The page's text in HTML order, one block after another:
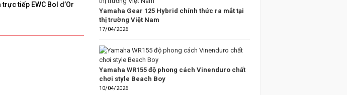
tiếp EWC Bol d’Or
Yamaha Gear 125 Hybrid chính thức ra mắt tại
thị trường Việt Nam
17/04/2026
Yamaha WR155 độ phong cách Vinenduro chất
chơi style Beach Boy
10/04/2026